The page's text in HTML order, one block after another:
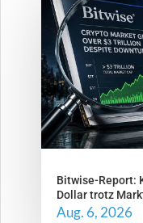
Bitwise-Report:
Dollar trotz
Aug. 6, 2026